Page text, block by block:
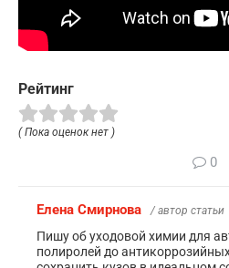
Рейтинг
( Пока оценок нет )
0
Елена Смирнова / автор статьи
Пишу об уходовой химии для
полиролей до